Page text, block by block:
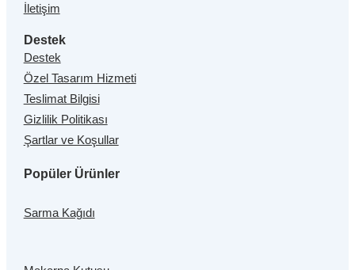
İletişim
Destek
Destek
Özel Tasarım Hizmeti
Teslimat Bilgisi
Gizlilik Politikası
Şartlar ve Koşullar
Popüler Ürünler
Sarma Kağıdı